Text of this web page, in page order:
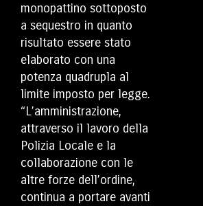
monopattino sottoposto
a sequestro in quanto
risultato essere stato
elaborato con una
potenza quadrupla al
limite imposto per legge.
“L’amministrazione,
attraverso il lavoro della
Polizia Locale e la
collaborazione con le
altre forze dell’ordine,
continua a portare avanti